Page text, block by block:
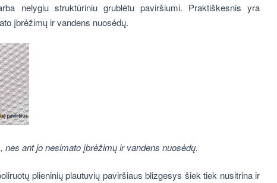
nelygiu struktūriniu grublėtu paviršiumi. Praktiškesnis yra
įbrėžimų ir vandens nuosėdų.
ant jo nesimato įbrėžimų ir vandens nuosėdų.
plieninių plautuvių paviršiaus blizgesys šiek tiek nusitrina ir